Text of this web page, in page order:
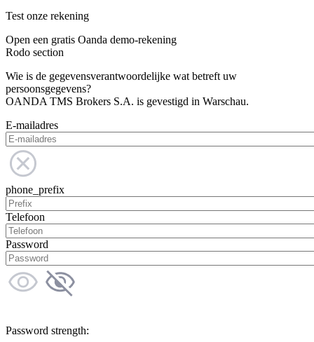
Test onze rekening
Open een gratis Oanda demo-rekening
Rodo section
Wie is de gegevensverantwoordelijke wat betreft uw
persoonsgegevens?
OANDA TMS Brokers S.A. is gevestigd in Warschau.
E-mailadres
phone_prefix
Telefoon
Password
Password strength: